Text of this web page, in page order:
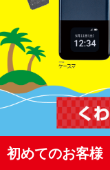
初めてのお客様